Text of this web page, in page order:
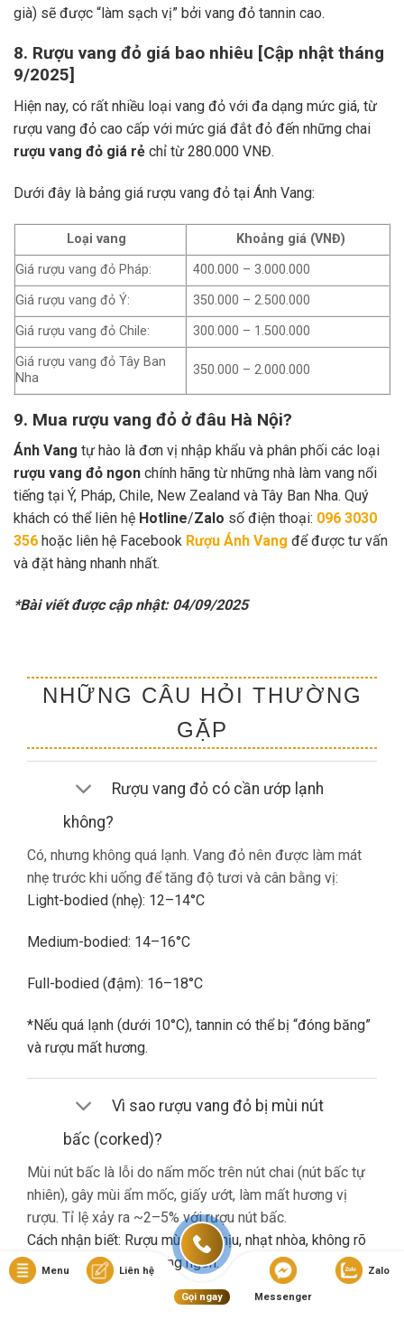
già) sẽ được “làm sạch vị” bởi vang đỏ tannin cao.
8. Rượu vang đỏ giá bao nhiêu [Cập nhật tháng
9/2025]
Hiện nay, có rất nhiều loại vang đỏ với đa dạng mức giá, từ
rượu vang đỏ cao cấp với mức giá đắt đỏ đến những chai
rượu vang đỏ giá rẻ chỉ từ 280.000 VNĐ.
Dưới đây là bảng giá rượu vang đỏ tại Ánh Vang:
Loại vang
Khoảng giá (VNĐ)
Giá rượu vang đỏ Pháp:
400.000 – 3.000.000
Giá rượu vang đỏ Ý:
350.000 – 2.500.000
Giá rượu vang đỏ Chile:
300.000 – 1.500.000
Giá rượu vang đỏ Tây Ban
Nha
350.000 – 2.000.000
9. Mua rượu vang đỏ ở đâu Hà Nội?
Ánh Vang tự hào là đơn vị nhập khẩu và phân phối các loại
rượu vang đỏ ngon chính hãng từ những nhà làm vang nổi
tiếng tại Ý, Pháp, Chile, New Zealand và Tây Ban Nha. Quý
khách có thể liên hệ Hotline/Zalo số điện thoại: 096 3030
356 hoặc liên hệ Facebook Rượu Ánh Vang để được tư vấn
và đặt hàng nhanh nhất.
*Bài viết được cập nhật: 04/09/2025
NHỮNG CÂU HỎI THƯỜNG
GẶP
Rượu vang đỏ có cần ướp lạnh
không?
Có, nhưng không quá lạnh. Vang đỏ nên được làm mát
nhẹ trước khi uống để tăng độ tươi và cân bằng vị:
Light-bodied (nhẹ): 12–14°C
Medium-bodied: 14–16°C
Full-bodied (đậm): 16–18°C
*Nếu quá lạnh (dưới 10°C), tannin có thể bị “đóng băng”
và rượu mất hương.
Vì sao rượu vang đỏ bị mùi nút
bấc (corked)?
Mùi nút bấc là lỗi do nấm mốc trên nút chai (nút bấc tự
nhiên), gây mùi ẩm mốc, giấy ướt, làm mất hương vị
rượu. Tỉ lệ xảy ra ~2–5% với rượu nút bấc.
Cách nhận biết: Rượu mùi khó chịu, nhạt nhòa, không rõ
hương trái cây dù là vang ngon.
Nếu gặp lỗi này, bạn nên liên hệ cửa hàng đổi trả (nếu có
Menu Liên hệ
Gọi ngay Messenger
Zalo